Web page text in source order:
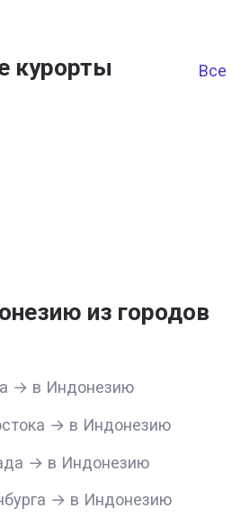
курорты Все
из городов
→ в Индонезию
→ в Индонезию
→ в Индонезию
→ в Индонезию